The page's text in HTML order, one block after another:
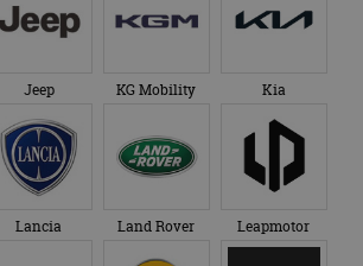
Jeep KG Mobility Kia
Lancia Land Rover Leapmotor